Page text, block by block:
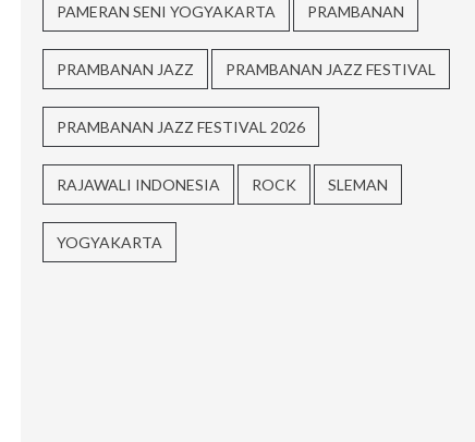
PAMERAN SENI YOGYAKARTA PRAMBANAN
PRAMBANAN JAZZ PRAMBANAN JAZZ FESTIVAL
PRAMBANAN JAZZ FESTIVAL 2026
RAJAWALI INDONESIA ROCK SLEMAN
YOGYAKARTA